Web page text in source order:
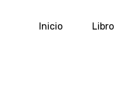
Inicio Libro